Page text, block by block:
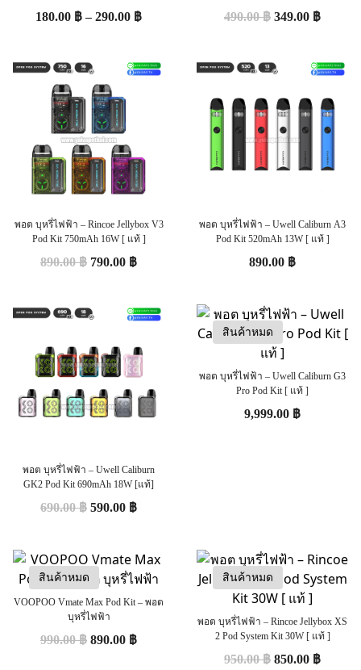
180.00 ฿–290.00 ฿ 490.00฿ 349.00 ฿
พอต บุหรี่ไฟฟ้า – Rincoe Jellybox V3
Pod Kit 750mAh 16W [ แท้ ]
890.00฿ 790.00 ฿
พอต บุหรี่ไฟฟ้า – Uwell Caliburn A3
Pod Kit 520mAh 13W [ แท้ ]
890.00 ฿
พอต บุหรี่ไฟฟ้า – Uwell Caliburn
GK2 Pod Kit 690mAh 18W [แท้]
690.00฿ 590.00 ฿
สินค้าหมด
พอต บุหรี่ไฟฟ้า – Uwell Caliburn G3
Pro Pod Kit [ แท้ ]
9,999.00 ฿
สินค้าหมด
VOOPOO Vmate Max Pod Kit – พอต
บุหรี่ไฟฟ้า
990.00฿ 890.00 ฿
สินค้าหมด
พอต บุหรี่ไฟฟ้า – Rincoe Jellybox XS
2 Pod System Kit 30W [ แท้ ]
950.00฿ 850.00 ฿